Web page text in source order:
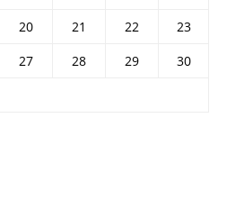
20 21 22
23
27 28 29
30